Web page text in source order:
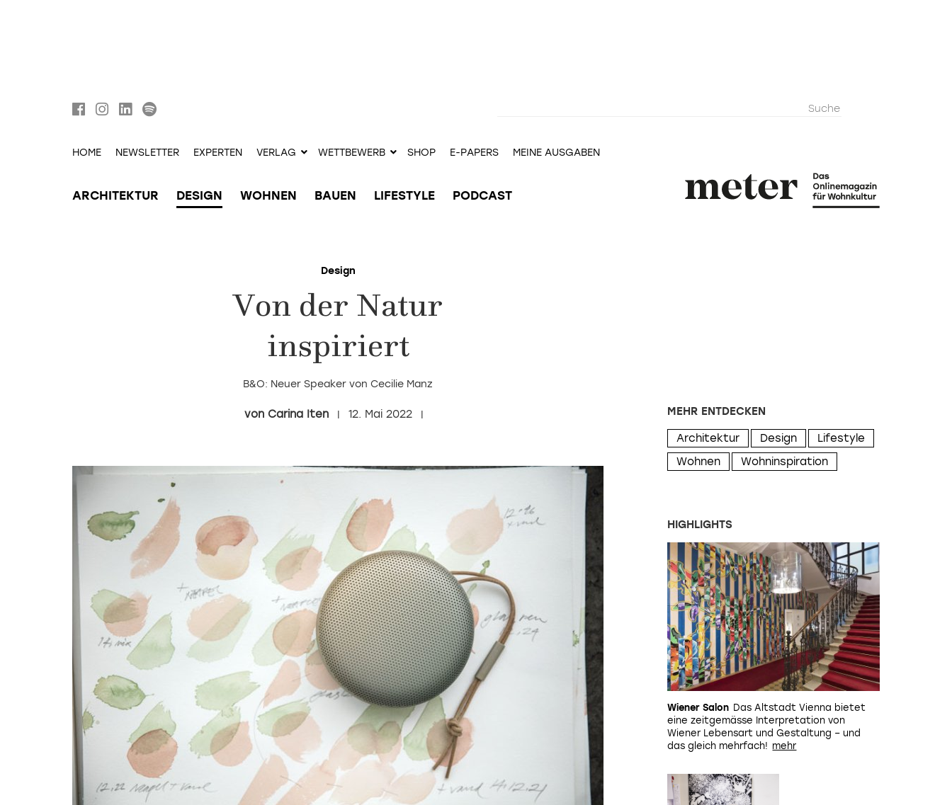
HOME NEWSLETTER EXPERTEN VERLAG WETTBEWERB SHOP E-PAPERS MEINE AUSGABEN
ARCHITEKTUR DESIGN WOHNEN BAUEN LIFESTYLE PODCAST
Design
Von der Natur
inspiriert
B&O: Neuer Speaker von Cecilie Manz
Carina Iten 12. Mai 2022 MEHR ENTDECKEN
Architektur Design
Lifestyle
Wohnen
Wohninspiration
HIGHLIGHTS
Wiener Salon Das Altstadt Vienna bietet
eine zeitgemässe Interpretation von
Wiener Lebensart und Gestaltung – und
das gleich mehrfach!